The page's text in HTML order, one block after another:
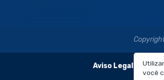
você
Aviso Legal:
As